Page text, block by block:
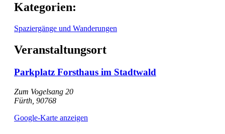
Kategorien:
Spaziergänge und Wanderungen
Veranstaltungsort
Parkplatz Forsthaus im Stadtwald
Zum Vogelsang 20
Fürth 90768
Google-Karte anzeigen